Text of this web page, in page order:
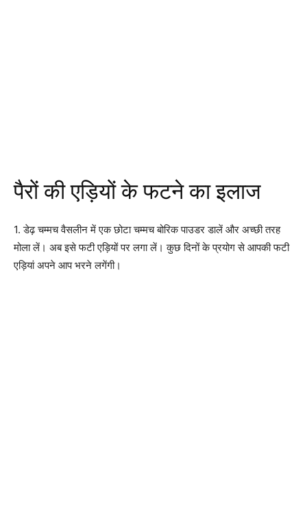
पैरों की एड़ियों के फटने का इलाज
1. डेढ़ चम्मच वैसलीन में एक छोटा चम्मच बोरिक पाउडर डालें और अच्छी तरह
मोला लें। अब इसे फटी एड़ियों पर लगा लें। कुछ दिनों के प्रयोग से आपकी फटी
एड़ियां अपने आप भरने लगेंगी।